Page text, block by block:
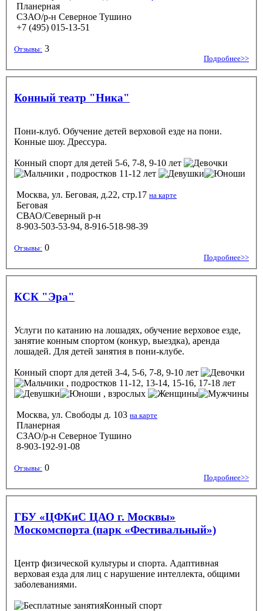
Планерная
СЗАО/р-н Северное Тушино
+7 (495) 015-13-51
Отзывы: 3
Подробнее>>
Конный театр "Ника"
Пони-клуб. Обучение детей верховой езде на пони.
Конные шоу. Дрессура.
Конный спорт для детей 5-6, 7-8, 9-10 лет
, подростков 11-12 лет
Москва, ул. Беговая, д.22, стр.17 на карте
Беговая
СВАО/Северный р-н
8-903-503-53-94, 8-916-518-98-39
Отзывы: 0
Подробнее>>
КСК "Эра"
Услуги по катанию на лошадях, обучение верховое езде,
занятие конным спортом (конкур, выездка), аренда
лошадей. Для детей занятия в пони-клубе.
Конный спорт для детей 3-4, 5-6, 7-8, 9-10 лет
, подростков 11-12, 13-14, 15-16, 17-18 лет
, взрослых
Москва, ул. Свободы д. 103 на карте
Планерная
СЗАО/р-н Северное Тушино
8-903-192-91-08
Отзывы: 0
Подробнее>>
ГБУ «ЦФКиС ЦАО г. Москвы»
Москомспорта (парк «Фестивальный»)
Центр физической культуры и спорта. Адаптивная
верховая езда для лиц с нарушение интеллекта, общими
заболеваниями.
Конный спорт